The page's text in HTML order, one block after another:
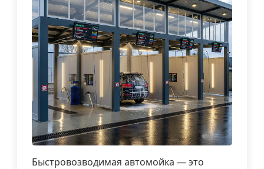
Быстровозводимая автомойка — это